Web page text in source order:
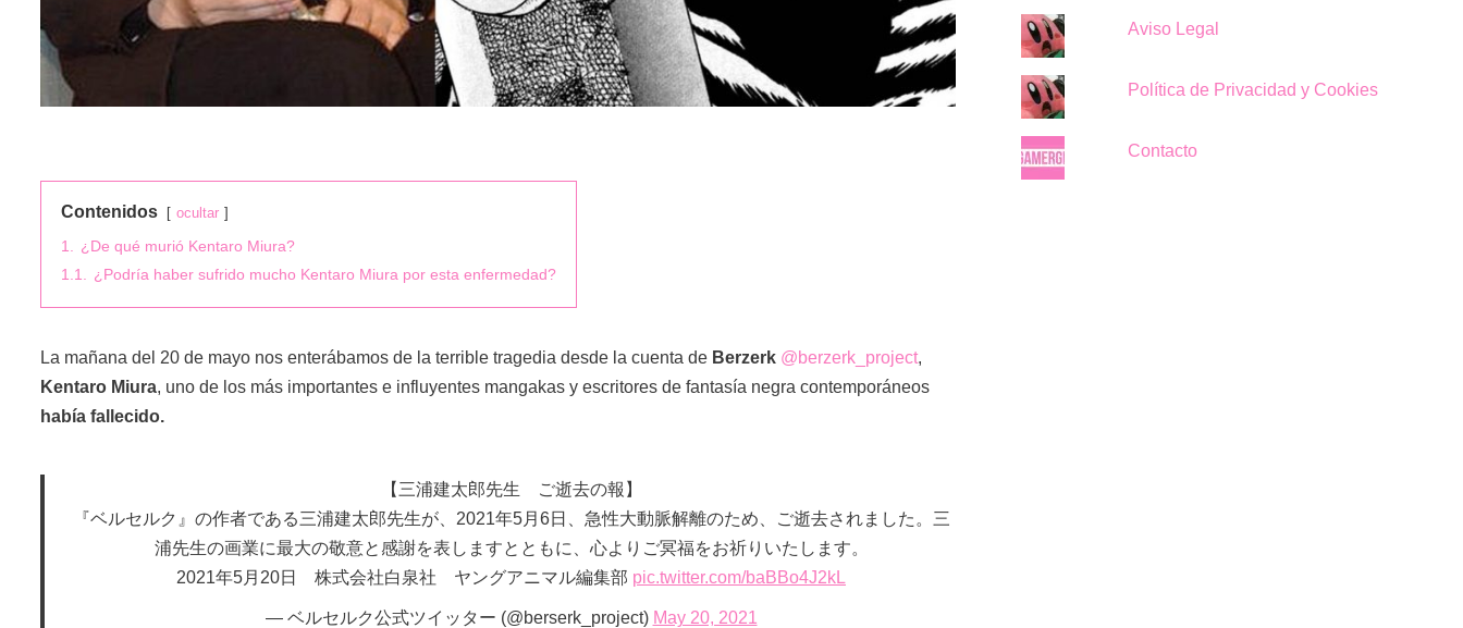
Contenidos ocultar
1.
¿De qué murió Kentaro Miura?
1.1.
¿Podría haber sufrido mucho Kentaro Miura por esta enfermedad?
La mañana del 20 de mayo nos enterábamos de la terrible tragedia desde la cuenta de Berzerk @berzerk_project,
Kentaro Miura, uno de los más importantes e influyentes mangakas y escritores de fantasía negra contemporáneos
había fallecido.
【三浦建太郎先生 ご逝去の報】
『ベルセルク』の作者である三浦建太郎先生が、2021年5月6日、急性大動脈解離のため、ご逝去されました。三
浦先生の画業に最大の敬意と感謝を表しますとともに、心よりご冥福をお祈りいたします。
2021年5月20日 株式会社白泉社 ヤングアニマル編集部 pic.twitter.com/baBBo4J2kL
— ベルセルク公式ツイッター (@berserk_project) May 20, 2021
Aviso Legal
Política de Privacidad y Cookies
Contacto